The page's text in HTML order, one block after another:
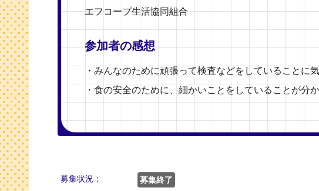
エフコープ生活協同組合
参加者の感想
・みんなのために頑張って検査などをしていることに気
・食の安全のために、細かいことをしていることが分か
募集状況： 募集終了